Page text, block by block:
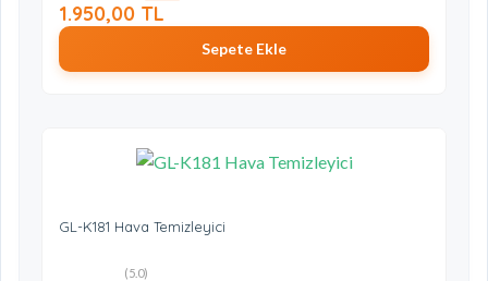
1.950,00 TL
Sepete Ekle
GL-K181 Hava Temizleyici
(5.0)